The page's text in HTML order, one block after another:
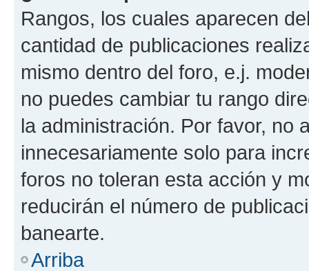
Rangos, los cuales aparecen
cantidad de publicaciones
mismo dentro del foro, e.j.
no puedes cambiar tu rango
la administración. Por favor, no
innecesariamente solo para
foros no toleran esta acción y
reducirán el número de
banearte.
Arriba